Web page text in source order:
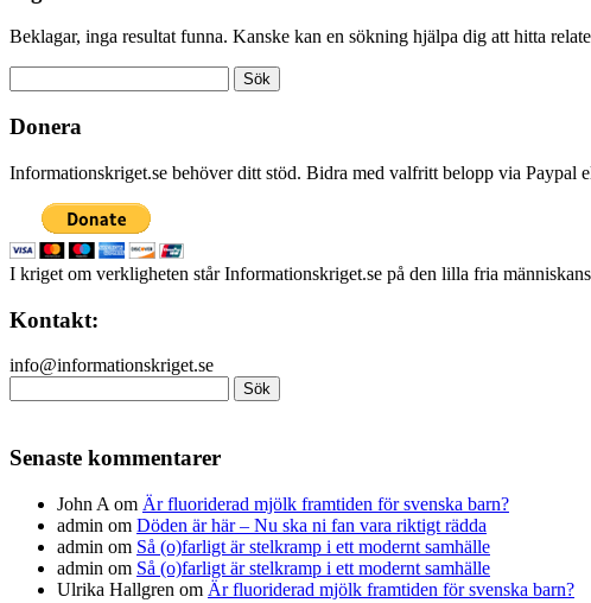
Beklagar, inga resultat funna. Kanske kan en sökning hjälpa dig att hitta
efter:
Donera
Informationskriget.se behöver ditt stöd. Bidra med valfritt belopp via Paypal
I kriget om verkligheten står Informationskriget.se på den lilla fria
Kontakt:
info@informationskriget.se
efter:
Senaste kommentarer
John A om Är fluoriderad mjölk framtiden för svenska barn?
admin om Döden är här – Nu ska ni fan vara riktigt rädda
admin om Så (o)farligt är stelkramp i ett modernt samhälle
admin om Så (o)farligt är stelkramp i ett modernt samhälle
Ulrika Hallgren om Är fluoriderad mjölk framtiden för svenska barn?